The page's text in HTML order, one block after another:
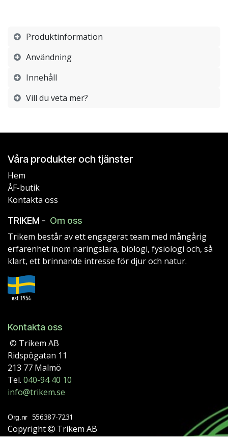
Produktinformation
Användning
Innehåll
Vill du veta mer?
Våra produkter och tjänster
Hem
ÅF-butik
Kontakta oss
TRIKEM - Om oss
Trikem består av ett engagerat team med mångårig
erfarenhet inom näringslära, biologi, fysiologi och, så
klart, ett brinnande intresse för djur och natur.
Kontakta oss
© Trikem AB
Ridspögatan 11
213 77 Malmö
Tel. 040-94 40 10
info@trikem.se
Org.nr 556387-7231
Copyright Trikem AB